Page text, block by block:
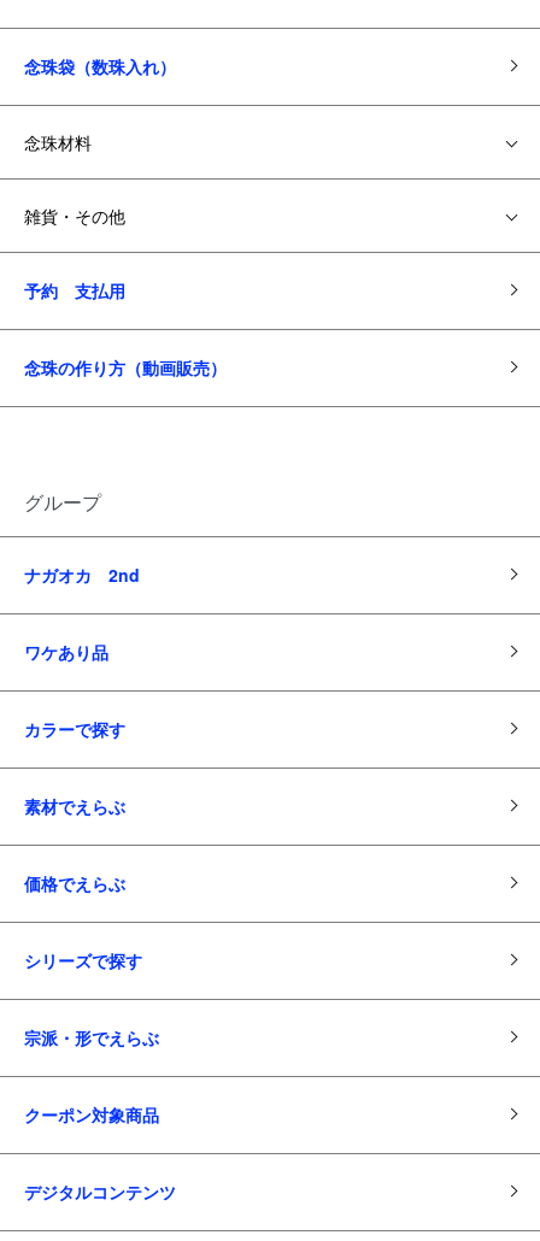
念珠袋（数珠入れ）
念珠材料
雑貨・その他
予約 支払用
念珠の作り方（動画販売）
グループ
ナガオカ 2nd
ワケあり品
カラーで探す
素材でえらぶ
価格でえらぶ
シリーズで探す
宗派・形でえらぶ
クーポン対象商品
デジタルコンテンツ